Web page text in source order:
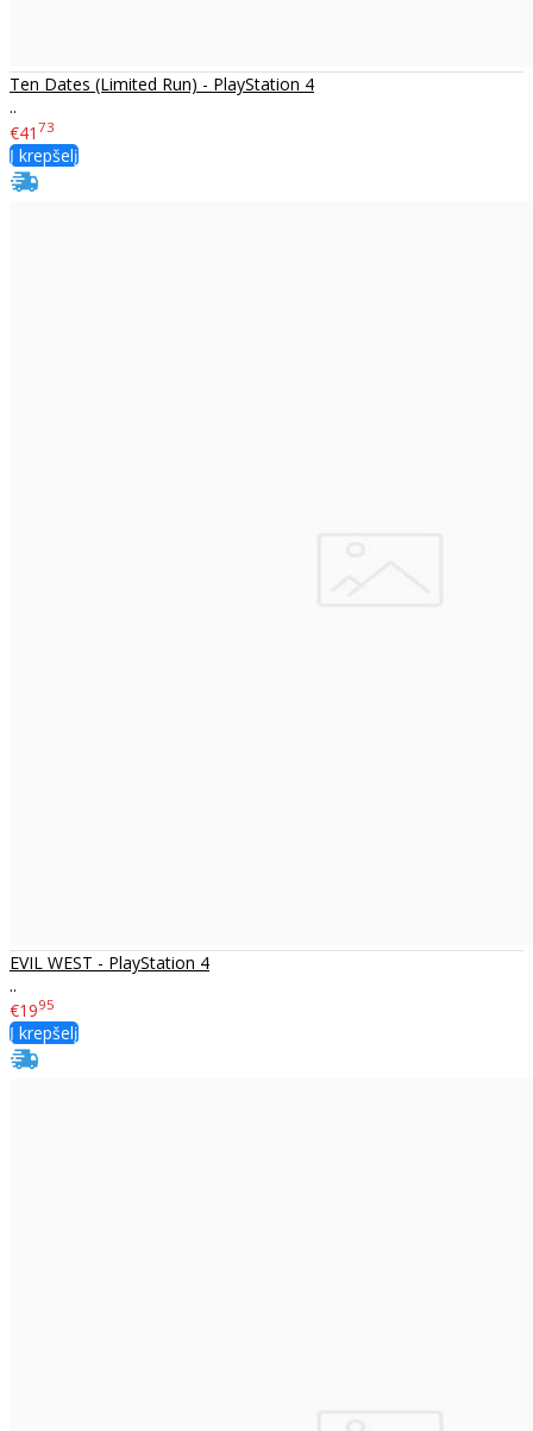
Ten Dates (Limited Run) - PlayStation 4
..
€41 73
Į krepšelį
EVIL WEST - PlayStation 4
..
€1995
Į krepšelį